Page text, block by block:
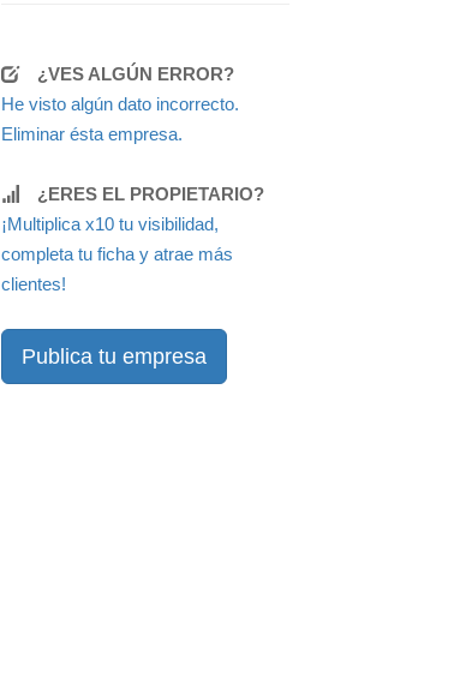
¿VES ALGÚN ERROR?
He visto algún dato incorrecto.
Eliminar ésta empresa.
¿ERES EL PROPIETARIO?
¡Multiplica x10 tu visibilidad,
completa tu ficha y atrae más
clientes!
Publica tu empresa